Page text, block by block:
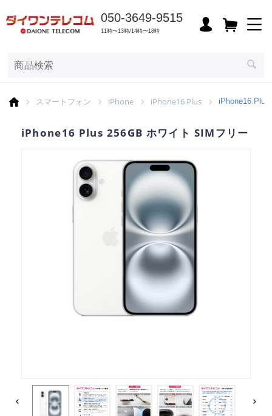
050-3649-9515
11時〜13時/14時〜18時
スマートフォン iPhone iPhone16 Plus iPhone16
iPhone16 Plus 256GB ホワイト SIMフリー